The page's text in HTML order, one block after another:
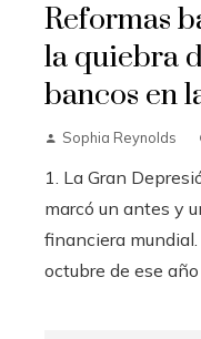
Reformas
la quiebra
bancos en
Sophia Reynolds
1. La Gran
marcó un antes y
financiera
octubre de ese